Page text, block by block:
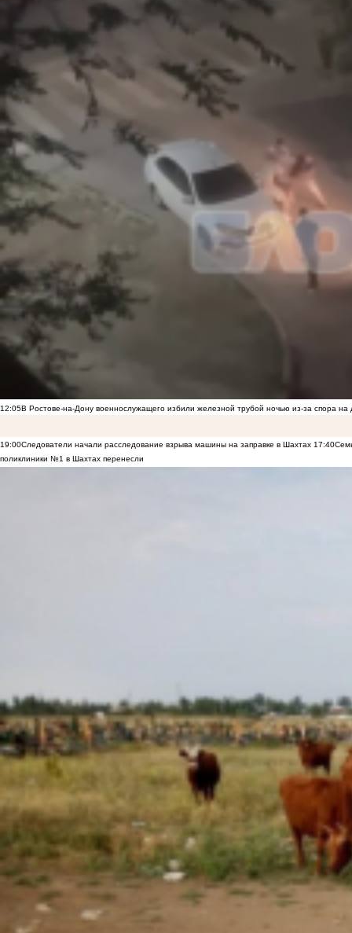
12:05В Ростове-на-Дону военнослужащего избили железной трубой ночью из-за спора на
19:00Следователи начали расследование взрыва машины на заправке в Шахтах 17:40
поликлиники №1 в Шахтах перенесли